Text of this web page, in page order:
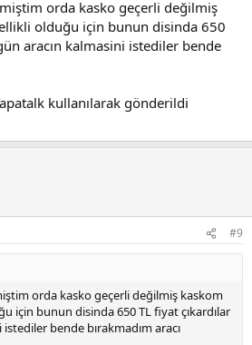
orda kasko geçerli değilmiş
olduğu için bunun disinda 650
aracın kalmasini istediler bende
kullanılarak gönderildi
#9
orda kasko geçerli değilmiş kaskom
için bunun disinda 650 TL fiyat çıkardılar
bende bırakmadım aracı